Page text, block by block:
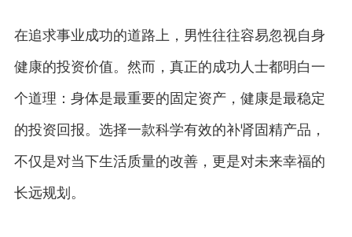
在追求事业成功的道路上，男性往往容易忽视自身
健康的投资价值。然而，真正的成功人士都明白一
个道理：身体是最重要的固定资产，健康是最稳定
的投资回报。选择一款科学有效的补肾固精产品，
不仅是对当下生活质量的改善，更是对未来幸福的
长远规划。